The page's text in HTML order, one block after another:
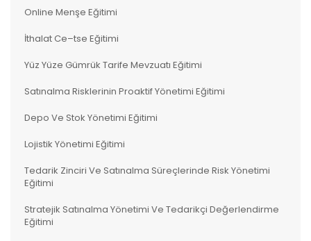
Online Menşe Eğitimi
İthalat Ce–tse Eğitimi
Yüz Yüze Gümrük Tarife Mevzuatı Eğitimi
Satınalma Risklerinin Proaktif Yönetimi Eğitimi
Depo Ve Stok Yönetimi Eğitimi
Lojistik Yönetimi Eğitimi
Tedarik Zinciri Ve Satınalma Süreçlerinde Risk Yönetimi
Eğitimi
Stratejik Satınalma Yönetimi Ve Tedarikçi Değerlendirme
Eğitimi